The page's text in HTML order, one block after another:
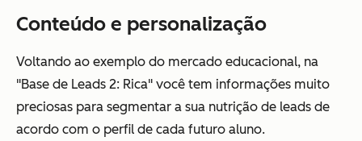
Conteúdo e personalização
Voltando ao exemplo do mercado educacional, na
"Base de Leads 2: Rica" você tem informações muito
preciosas para segmentar a sua nutrição de leads de
acordo com o perfil de cada futuro aluno.